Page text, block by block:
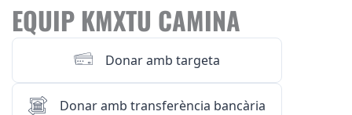
EQUIP KMXTU CAMINA
Donar amb targeta
Donar amb transferència bancària